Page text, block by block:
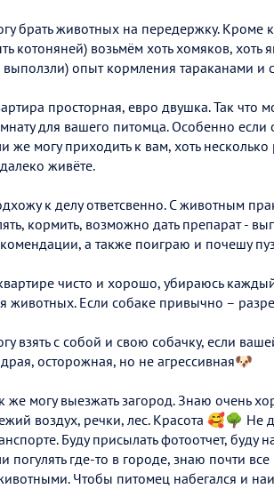
брать животных на передержку. Кроме
котоняней) возьмём хоть хомяков, хоть
выползли) опыт кормления тараканами и
просторная, евро двушка. Так что
для вашего питомца. Особенно
же могу приходить к вам, хоть
живёте.
к делу ответсвенно. C животным
кормить, возможно дать препарат -
а также поиграю и почешу
чисто и хорошо, убираюсь
животных. Если собаке привычно –
взять с собой и свою собачку, если
осторожная, но не агрессивная🐶
же могу выезжать загород. Знаю очень
воздух, речки, лес. Красота 🥰🌳 Не
Буду присылать фотоотчет, буду
погулять где-то в городе, знаю почти
Чтобы питомец набегался и